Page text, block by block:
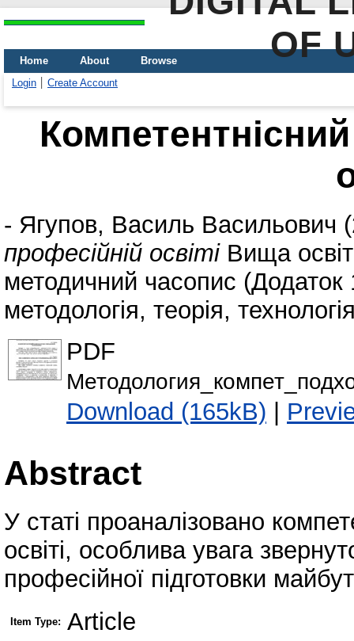
OF
Home About
Browse
Login
Create Account
- Ягупов, Василь Васильович
професійній освітіВища
методичний часопис
методологія, теорія,
PDF
Download (165kB) |
Abstract
У статі проаналізовано
освіті, особлива увага
професійної підготовки
Item Type: Article